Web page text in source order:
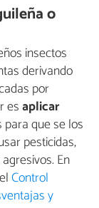
o
insectos
derivando
por
esaplicar
que se los
pesticidas,
En
Control
y